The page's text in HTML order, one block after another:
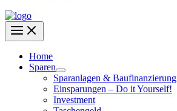
Home
Sparen
Sparanlagen & Baufinanzierung
Einsparungen – Do it Yourself!
Investment